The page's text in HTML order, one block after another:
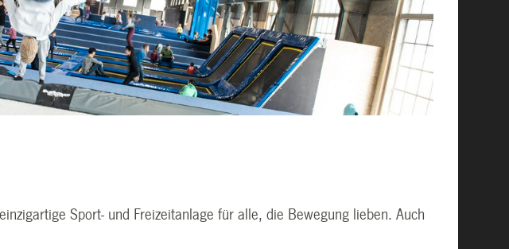
Sport- und Freizeitanlage für alle, die Bewegung lieben. Auch